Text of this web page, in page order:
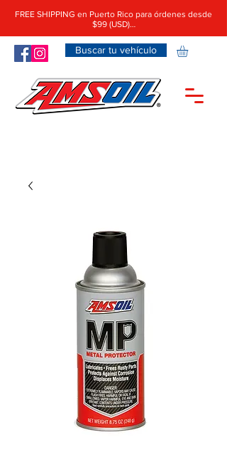
Buscar tu vehículo
FREE SHIPPING en Puerto Rico para órdenes desde
$99 (USD)…